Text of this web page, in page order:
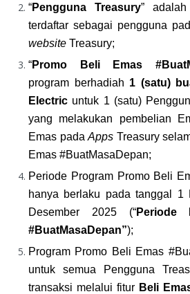
“Pengguna Treasury”
terdaftar sebagai pengguna
website Treasury;
“Promo Beli Emas
program berhadiah 1 (satu)
Electric untuk 1 (satu)
yang melakukan pembelian
Emas pada Apps Treasury
Emas #BuatMasaDepan;
Periode Program Promo Beli
hanya berlaku pada tanggal 1
Desember 2025 (“Periode
#BuatMasaDepan”);
Program Promo Beli Emas
untuk semua Pengguna
transaksi melalui fitur Beli